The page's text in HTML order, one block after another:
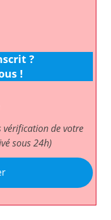
?
!
vérification de votre
sous 24h)